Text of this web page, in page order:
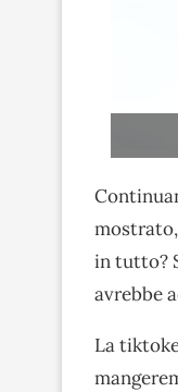
in tutto?
avrebbe
La